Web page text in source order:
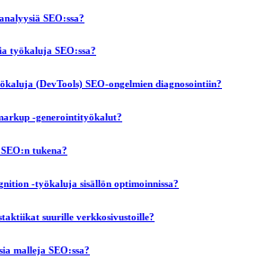
SEO:ssa?
työkaluja SEO:ssa?
(DevTools) SEO-ongelmien diagnosointiin?
-generointityökalut?
tukena?
-työkaluja sisällön optimoinnissa?
suurille verkkosivustoille?
malleja SEO:ssa?